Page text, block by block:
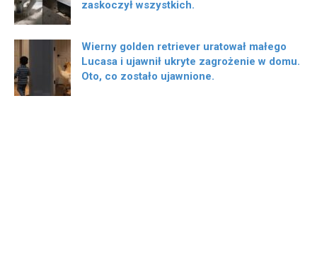
zaskoczył wszystkich.
Wierny golden retriever uratował małego
Lucasa i ujawnił ukryte zagrożenie w domu.
Oto, co zostało ujawnione.